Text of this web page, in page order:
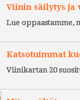
Viinin säilytys ja
Lue oppaastamme,
Katsotuimmat
Viinikartan 20